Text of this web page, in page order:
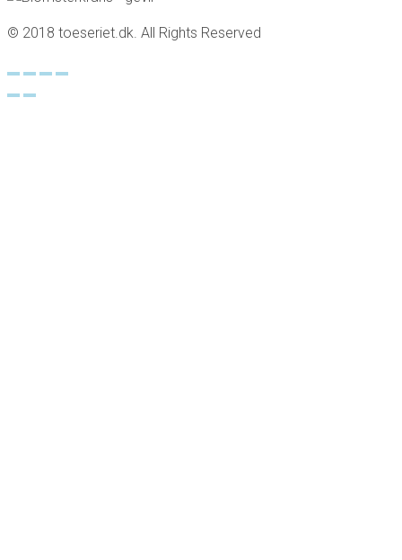
© 2018 toeseriet.dk. All Rights Reserved